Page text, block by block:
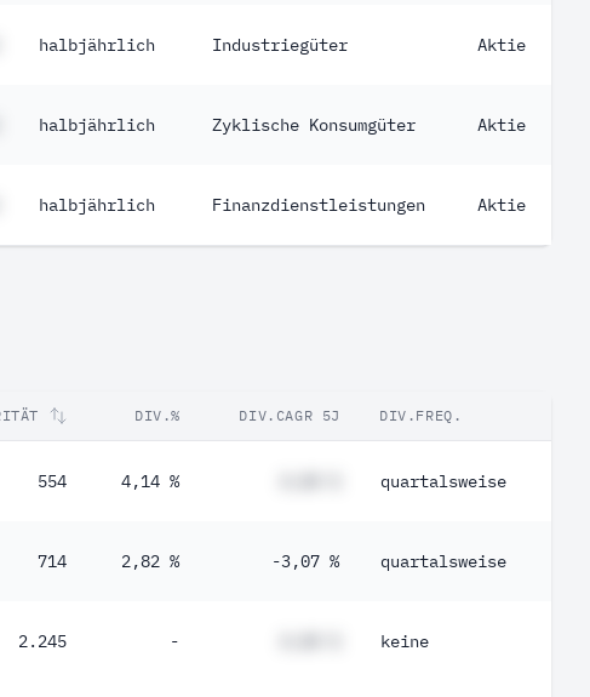
halbjährlich Industriegüter Aktie
halbjährlich Zyklische Konsumgüter Aktie
halbjährlich Finanzdienstleistungen Aktie
DIV.% DIV.CAGR 5J DIV.FREQ.
554 4,14 % quartalsweise
714 2,82 % -3,07 % quartalsweise
2.245 - keine